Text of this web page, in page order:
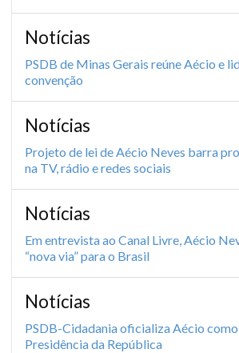
Notícias
PSDB de Minas Gerais reúne Aécio e
convenção
Notícias
Projeto de lei de Aécio Neves barra
na TV, rádio e redes sociais
Notícias
Em entrevista ao Canal Livre, Aécio
“nova via” para o Brasil
Notícias
PSDB-Cidadania oficializa Aécio
Presidência da República